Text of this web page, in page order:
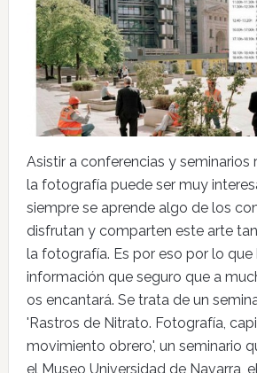
Asistir a conferencias y seminarios
la fotografía puede ser muy
siempre se aprende algo de los
disfrutan y comparten este arte
la fotografía. Es por eso por lo
información que seguro que a
os encantará. Se trata de un
'Rastros de Nitrato. Fotografía,
movimiento obrero', un seminario
el Museo Universidad de Navarra,